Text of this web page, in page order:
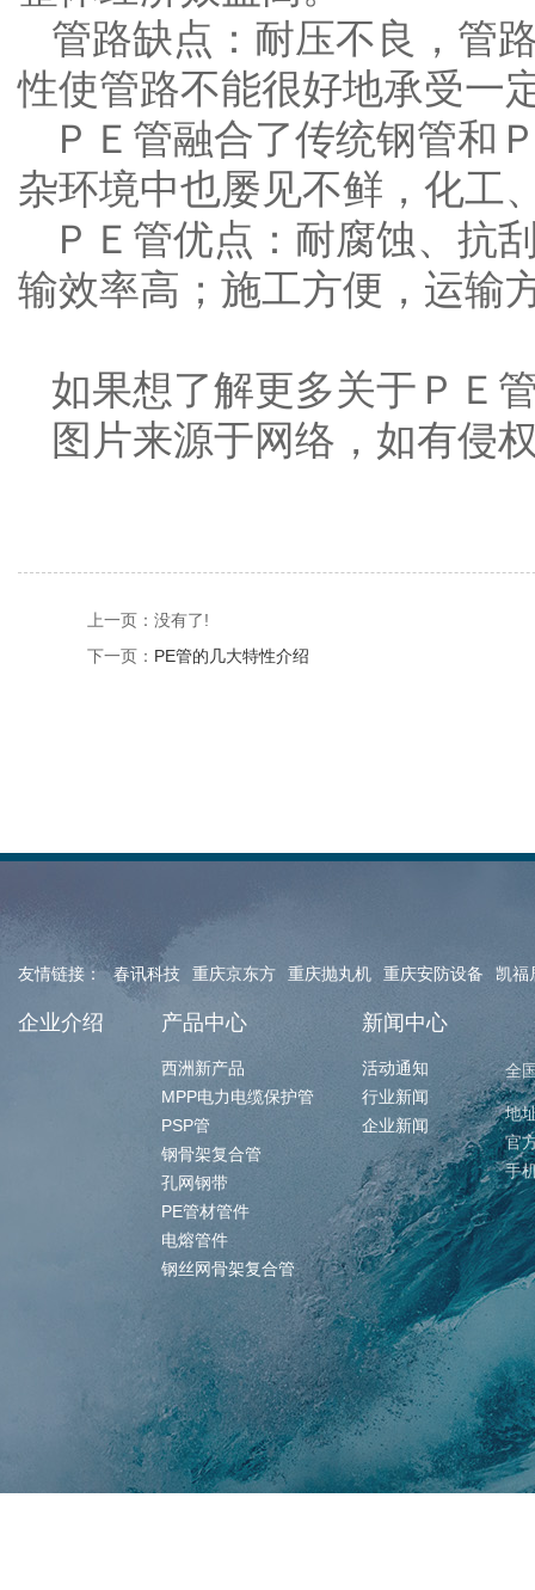
管路缺点：耐压不良，管
性使管路不能很好地承受一
ＰＥ管融合了传统钢管和
杂环境中也屡见不鲜，化工
ＰＥ管优点：耐腐蚀、抗
输效率高；施工方便，运输
如果想了解更多关于ＰＥ
图片来源于网络，如有侵
上一页： 没有了!
下一页： PE管的几大特性介绍
友情链接： 春讯科技 重庆京东方 重庆抛丸机 重庆安防设备 凯福
企业介绍 产品中心
西洲新产品
MPP电力电缆保护管
PSP管
钢骨架复合管
孔网钢带
PE管材管件
电熔管件
钢丝网骨架复合管
新闻中心
活动通知
行业新闻
企业新闻
全
地
官
手